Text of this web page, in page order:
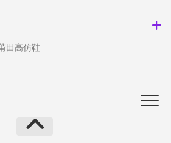
田高仿鞋